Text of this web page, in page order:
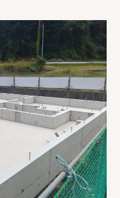
、色々なことに挑戦し
ます。 そして、ネスト